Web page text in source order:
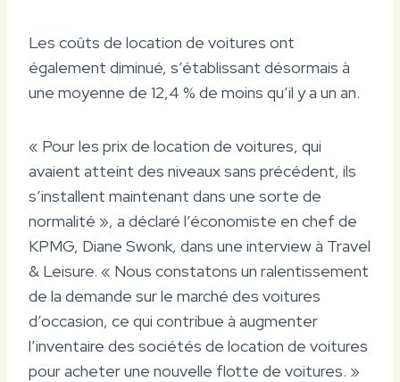
Les coûts de location de voitures ont
également diminué, s’établissant désormais à
une moyenne de 12,4 % de moins qu’il y a un an.
« Pour les prix de location de voitures, qui
avaient atteint des niveaux sans précédent, ils
s’installent maintenant dans une sorte de
normalité », a déclaré l’économiste en chef de
KPMG, Diane Swonk, dans une interview à Travel
& Leisure. « Nous constatons un ralentissement
de la demande sur le marché des voitures
d’occasion, ce qui contribue à augmenter
l’inventaire des sociétés de location de voitures
pour acheter une nouvelle flotte de voitures. »